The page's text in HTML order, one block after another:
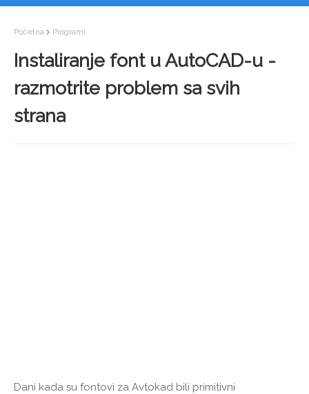
Početna Programi
Instaliranje font u AutoCAD-u -
razmotrite problem sa svih
strana
Dani kada su fontovi za Avtokad bili primitivni